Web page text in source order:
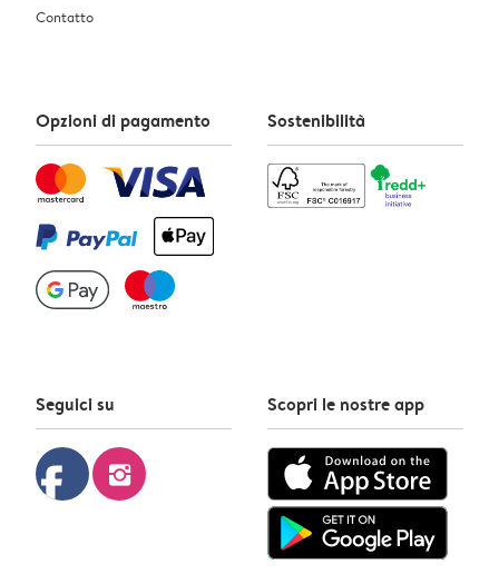
Contatto
Opzioni di pagamento Sostenibilità
Seguici su
facebook instagram
Scopri le nostre app